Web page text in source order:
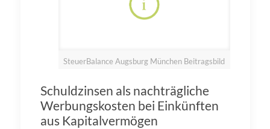
SteuerBalance Augsburg München Beitragsbild
Schuldzinsen als nachträgliche
Werbungskosten bei Einkünften
aus Kapitalvermögen